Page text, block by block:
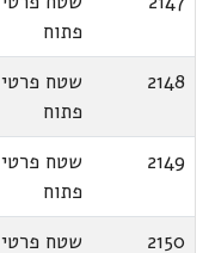
פתוח
2148
שטח פרטי
פתוח
2149
שטח פרטי
פתוח
2150 שטח פרטי